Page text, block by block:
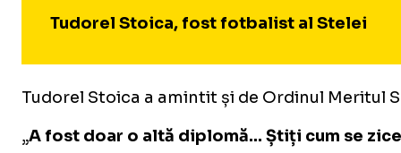
Tudorel Stoica, fost fotbalist al Stelei
Tudorel Stoica a amintit și de Ordinul Meritul
„A fost doar o altă diplomă... Știți cum se